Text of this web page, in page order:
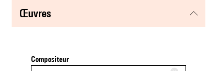
œuvres
Compositeur